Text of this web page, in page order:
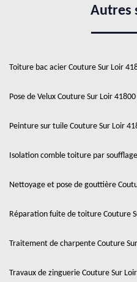
Autres
Toiture bac acier Couture Sur Loir
Pose de Velux Couture Sur Loir 41800
Peinture sur tuile Couture Sur Loir
Isolation comble toiture par
Nettoyage et pose de gouttière
Réparation fuite de toiture Couture
Traitement de charpente Couture
Travaux de zinguerie Couture Sur